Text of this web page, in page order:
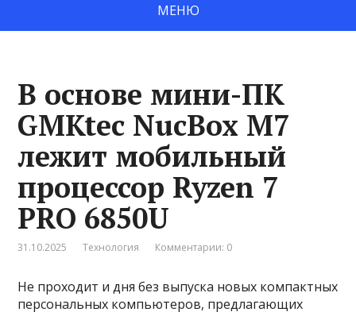
МЕНЮ
В основе мини-ПК
GMKtec NucBox M7
лежит мобильный
процессор Ryzen 7
PRO 6850U
31.10.2025 Технология Комментарии: 0
Не проходит и дня без выпуска новых компактных
персональных компьютеров, предлагающих